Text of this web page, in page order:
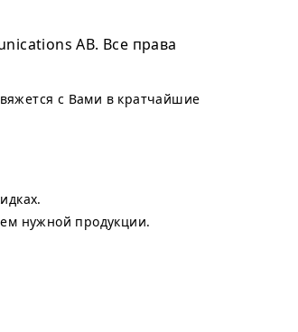
AB. Все права
с Вами в кратчайшие
нужной продукции.